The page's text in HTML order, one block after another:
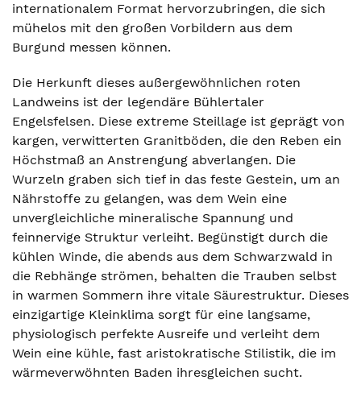
internationalem Format hervorzubringen, die sich
mühelos mit den großen Vorbildern aus dem
Burgund messen können.
Die Herkunft dieses außergewöhnlichen roten
Landweins ist der legendäre Bühlertaler
Engelsfelsen. Diese extreme Steillage ist geprägt von
kargen, verwitterten Granitböden, die den Reben ein
Höchstmaß an Anstrengung abverlangen. Die
Wurzeln graben sich tief in das feste Gestein, um an
Nährstoffe zu gelangen, was dem Wein eine
unvergleichliche mineralische Spannung und
feinnervige Struktur verleiht. Begünstigt durch die
kühlen Winde, die abends aus dem Schwarzwald in
die Rebhänge strömen, behalten die Trauben selbst
in warmen Sommern ihre vitale Säurestruktur. Dieses
einzigartige Kleinklima sorgt für eine langsame,
physiologisch perfekte Ausreife und verleiht dem
Wein eine kühle, fast aristokratische Stilistik, die im
wärmeverwöhnten Baden ihresgleichen sucht.